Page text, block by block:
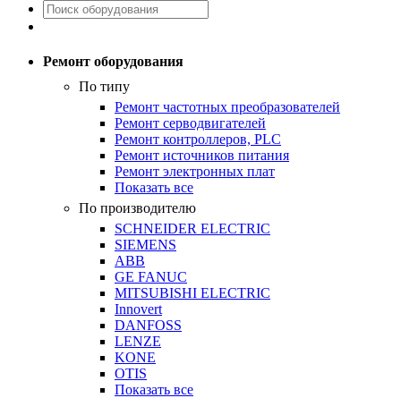
Ремонт оборудования
По типу
Ремонт частотных преобразователей
Ремонт серводвигателей
Ремонт контроллеров, PLC
Ремонт источников питания
Ремонт электронных плат
Показать все
По производителю
SCHNEIDER ELECTRIC
SIEMENS
ABB
GE FANUC
MITSUBISHI ELECTRIC
Innovert
DANFOSS
LENZE
KONE
OTIS
Показать все